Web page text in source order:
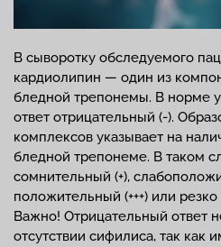
В сыворотку обследуемого
кардиолипин — один из
бледной трепонемы. В норме у
ответ отрицательный (-).
комплексов указывает на
бледной трепонеме. В таком
сомнительный (+),
положительный (+++) или резко
Важно! Отрицательный ответ
отсутствии сифилиса, так как